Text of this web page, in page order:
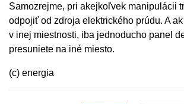
Samozrejme, pri akejkoľvek manipulácii
odpojiť od zdroja elektrického prúdu. A
v inej miestnosti, iba jednoducho panel
presuniete na iné miesto.
(c) energia